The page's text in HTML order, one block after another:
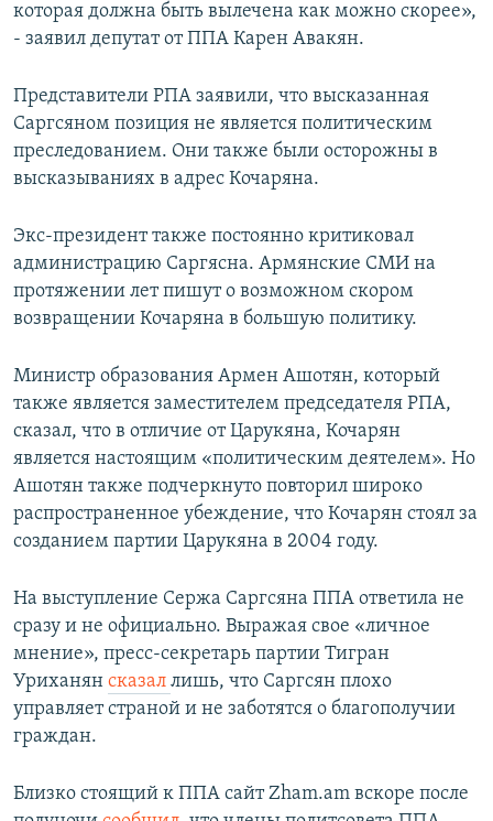
которая должна быть вылечена как можно скорее»,
- заявил депутат от ППА Карен Авакян.
Представители РПА заявили, что высказанная
Саргсяном позиция не является политическим
преследованием. Они также были осторожны в
высказываниях в адрес Кочаряна.
Экс-президент также постоянно критиковал
администрацию Саргясна. Армянские СМИ на
протяжении лет пишут о возможном скором
возвращении Кочаряна в большую политику.
Министр образования Армен Ашотян, который
также является заместителем председателя РПА,
сказал, что в отличие от Царукяна, Кочарян
является настоящим «политическим деятелем». Но
Ашотян также подчеркнуто повторил широко
распространенное убеждение, что Кочарян стоял за
созданием партии Царукяна в 2004 году.
На выступление Сержа Саргсяна ППА ответила не
сразу и не официально. Выражая свое «личное
мнение», пресс-секретарь партии Тигран
Уриханян сказал лишь, что Саргсян плохо
управляет страной и не заботятся о благополучии
граждан.
Близко стоящий к ППА сайт Zham.am вскоре после